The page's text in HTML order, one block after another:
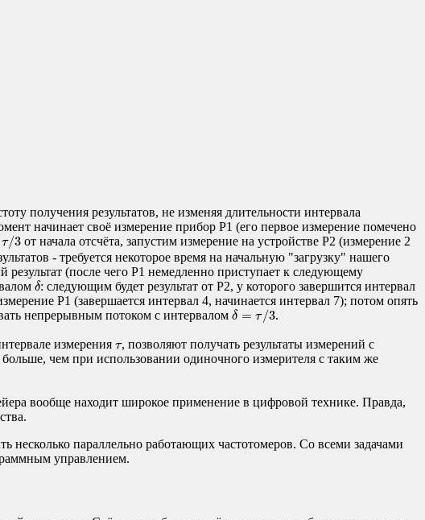
получения результатов, не изменяя длительности интервала
начинает своё измерение прибор P1 (его первое измерение помечено
τ/3
3
от начала отсчёта, запустим измерение на устройстве P2 (измерение 2
- требуется некоторое время на начальную "загрузку" нашего
(после чего P1 немедленно приступает к следующему
δ
δ: следующим будет результат от P2, у которого завершится интервал
P1 (завершается интервал 4, начинается интервал 7); потом опять
непрерывным потоком с интервалом δ = τ/3
δ=τ/3 .
измерения τ
τ, позволяют получать результаты измерений с
чем при использовании одиночного измерителя с таким же
вообще находит широкое применение в цифровой технике. Правда,
несколько параллельно работающих частотомеров. Со всеми задачами
управлением.